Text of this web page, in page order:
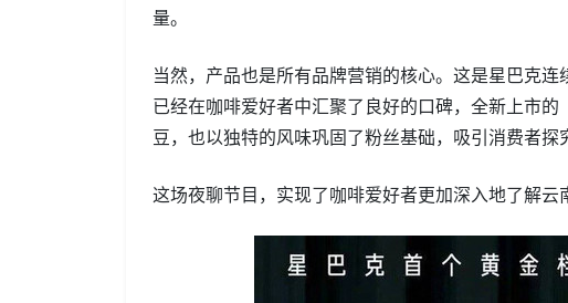
量。
当然，产品也是所有品牌营销的核心。这是星巴克
已经在咖啡爱好者中汇聚了良好的口碑，全新上市
豆，也以独特的风味巩固了粉丝基础，吸引消费者探
这场夜聊节目，实现了咖啡爱好者更加深入地了解云